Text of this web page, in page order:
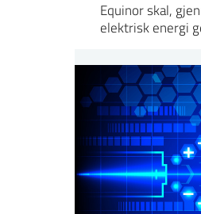
Equinor skal,
elektrisk energi